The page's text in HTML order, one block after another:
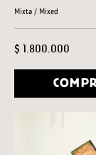
Mixta / Mixed
$ 1.800.000